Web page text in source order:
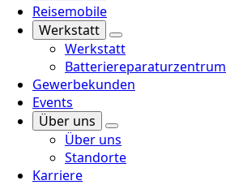
Reisemobile
Werkstatt
Werkstatt
Batteriereparaturzentrum
Gewerbekunden
Events
Über uns
Über uns
Standorte
Karriere